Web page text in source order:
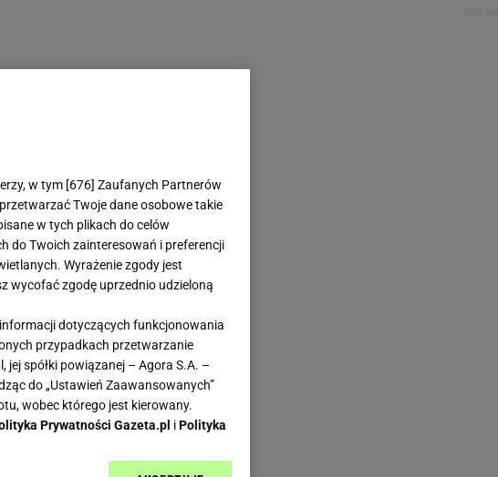
ma
w tym [676] Zaufanych Partnerów
Twoje dane osobowe takie
w tych plikach do celów
do Twoich zainteresowań i preferencji
Wyrażenie zgody jest
wycofać zgodę uprzednio udzieloną
dotyczących funkcjonowania
przypadkach przetwarzanie
spółki powiązanej – Agora S.A. –
do „Ustawień Zaawansowanych”
wobec którego jest kierowany.
Prywatności Gazeta.pl iPolityka